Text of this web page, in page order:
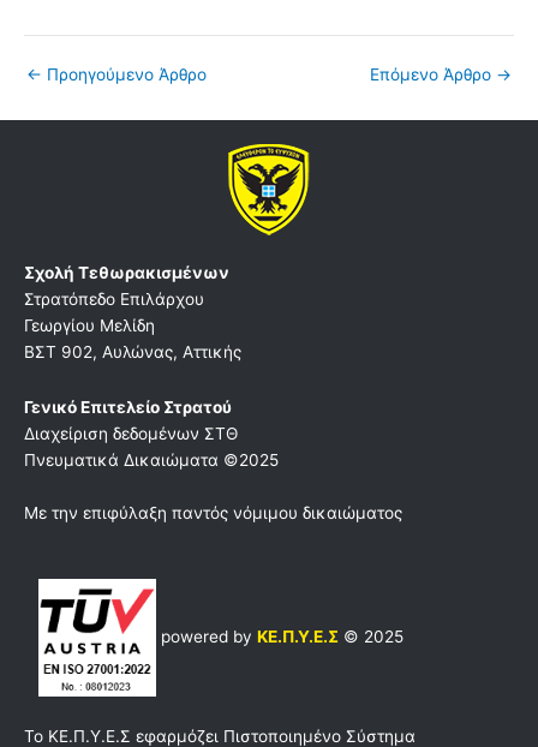
← Προηγούμενο Άρθρο Επόμενο Άρθρο →
Σχολή Τεθωρακισμένων
Στρατόπεδο Επιλάρχου
Γεωργίου Μελίδη
ΒΣΤ 902, Αυλώνας, Αττικής
Γενικό Επιτελείο Στρατού
Διαχείριση δεδομένων ΣΤΘ
Πνευματικά Δικαιώματα ©2025
Με την επιφύλαξη παντός νόμιμου δικαιώματος
powered by ΚΕ.Π.Υ.Ε.Σ © 2025
Το ΚΕ.Π.Υ.Ε.Σ εφαρμόζει Πιστοποιημένο Σύστημα